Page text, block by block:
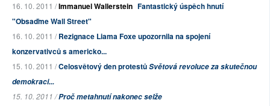
16. 10. 2011 /Immanuel Wallerstein Fantastický úspěch hnutí
"Obsaďme Wall Street"
16. 10. 2011 /Rezignace Liama Foxe upozornila na spojení
konzervativců s americko...
15. 10. 2011 /Celosvětový den protestůSvětová revoluce za skutečnou
demokraci...
15. 10. 2011 /Proč metahnutí nakonec selže